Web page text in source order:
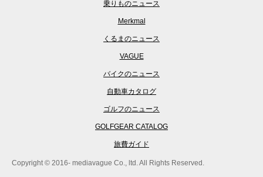
乗りものニュース
Merkmal
くるまのニュース
VAGUE
バイクのニュース
自動車カタログ
ゴルフのニュース
GOLFGEAR CATALOG
旅費ガイド
Copyright © 2016- mediavague Co., ltd. All Rights Reserved.